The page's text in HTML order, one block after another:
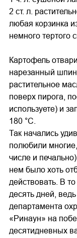
2 ст. л.
любая корзинка
немного тертого
Картофель
нарезанный
растительное
поверх пирога,
используете) и
180 °C.
Так начались
полюбили
числе и
нем было хоть
действовать. В
десять дней,
департамента
«Ринаун» на
десятидневных